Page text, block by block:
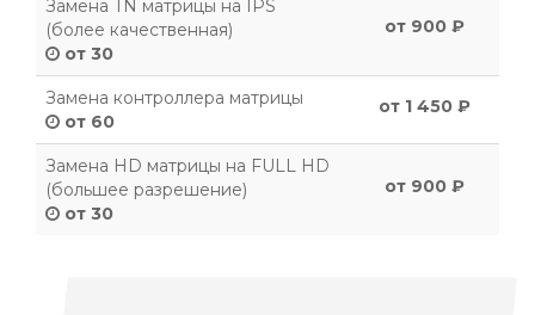
Замена TN матрицы на IPS
(более качественная)
от 30
от 900 ₽
Замена контроллера матрицы
от 60
от 1 450 ₽
Замена HD матрицы на FULL HD
(большее разрешение)
от 30
от 900 ₽